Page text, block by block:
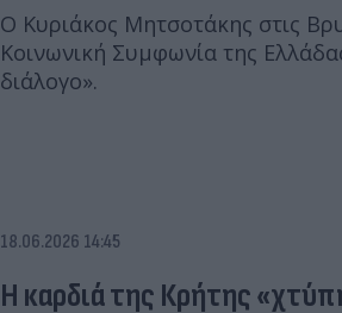
Ο Κυριάκος Μητσοτάκης στις
Κοινωνική Συμφωνία της
διάλογο».
18.06.2026 14:45
Η καρδιά της Κρήτης